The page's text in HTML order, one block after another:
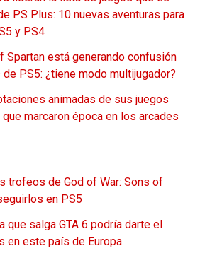
PS Plus: 10 nuevas aventuras para
y PS4
Spartan está generando confusión
PS5: ¿tiene modo multijugador?
animadas de sus juegos
marcaron época en los arcades
trofeos de God of War: Sons of
en PS5
que salga GTA 6 podría darte el
en este país de Europa